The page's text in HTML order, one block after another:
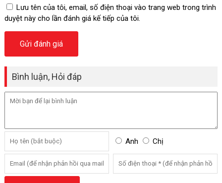
Lưu tên của tôi, email, số điện thoại vào trang web trong trình
duyệt này cho lần đánh giá kế tiếp của tôi.
Bình luận, Hỏi đáp
Anh Chị